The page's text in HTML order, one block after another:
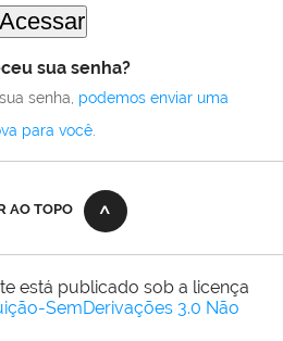
sua senha?
senha, podemos enviar uma
para você.
AO TOPO
está publicado sob a licença
SemDerivações 3.0 Não